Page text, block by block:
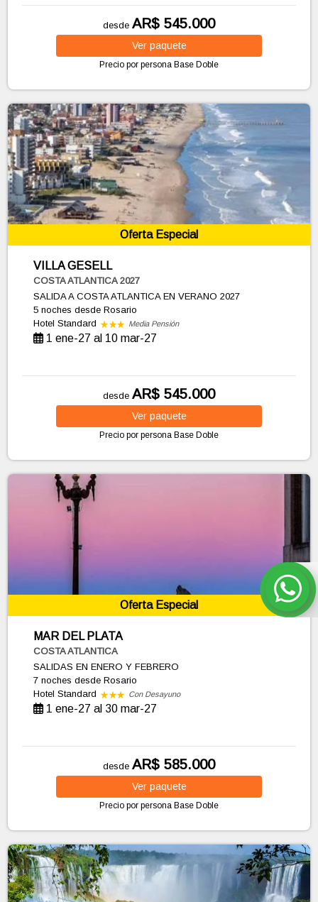
desde AR$ 545.000
Ver paquete
Precio por persona Base Doble
Oferta Especial
VILLA GESELL
COSTA ATLANTICA 2027
SALIDA A COSTA ATLANTICA EN VERANO 2027
5 nochesdesde Rosario
Hotel Standard
Media Pensión
1 ene-27 al 10 mar-27
desde AR$ 545.000
Ver paquete
Precio por persona Base Doble
Oferta Especial
MAR DEL PLATA
COSTA ATLANTICA
SALIDAS EN ENERO Y FEBRERO
7 nochesdesde Rosario
Hotel Standard
Con Desayuno
1 ene-27 al 30 mar-27
desde AR$ 585.000
Ver paquete
Precio por persona Base Doble